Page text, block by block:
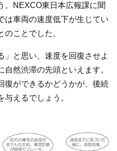
。NEXCO東日本広報課に聞
は車両の速度低下が生じてい
のことでした。
」と思い、速度を回復させよ
然渋滞の先頭といえます。
復ができるかどうかが、後続
えるでしょう。